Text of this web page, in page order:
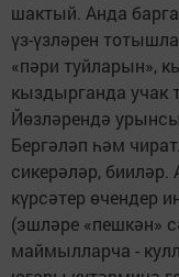
шактый. Анда
үз-үзләрен
«пәри туйларын»,
кыздырганда учак
Йөзләрендә
Бергәләп һәм
сикерәләр, бииләр.
күрсәтер өчендер
(эшләре «пешкән»
маймылларча -